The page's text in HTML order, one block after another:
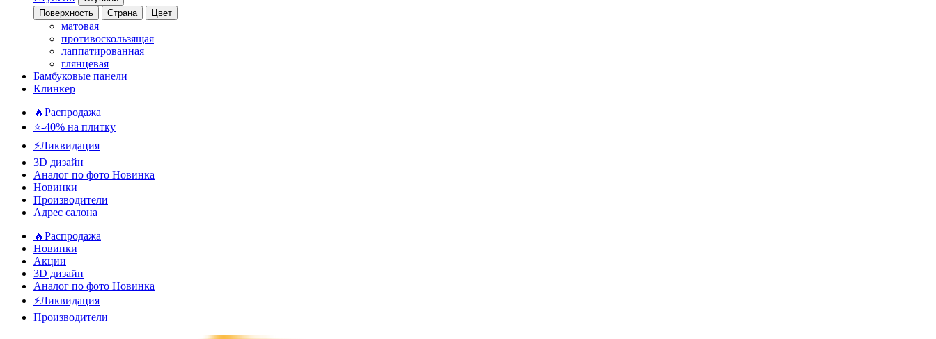
Поверхность
Страна Цвет
матовая
противоскользящая
лаппатированная
глянцевая
Бамбуковые панели
Клинкер
🔥Распродажа
⭐-40% на плитку
⚡️Ликвидация
3D дизайн
Аналог по фото Новинка
Новинки
Производители
Адрес салона
🔥Распродажа
Новинки
Акции
3D дизайн
Аналог по фото Новинка
⚡Ликвидация
Производители